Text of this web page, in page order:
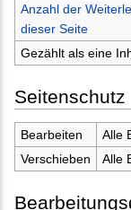
Anzahl der
dieser Seite
Gezählt als eine
Seitenschutz
Bearbeiten
Alle
Verschieben
Alle